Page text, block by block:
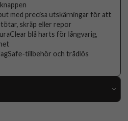
med precisa utskärningar för att
skräp eller repor
blå harts för långvarig,
tillbehör och trådlös